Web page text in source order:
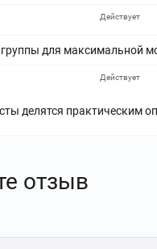
для максимальной
Действует
делятся практическим
Действует
отзыв